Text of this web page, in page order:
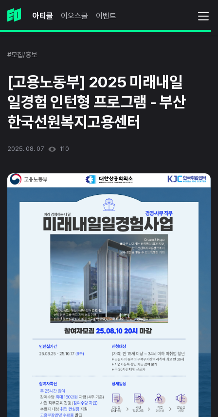
아티클 이오스쿨 이벤트
#모집/홍보
[고용노동부] 2025 미래내일
일경험 인턴형 프로그램 - 부산
한국선원복지고용센터
2025. 08. 07 110